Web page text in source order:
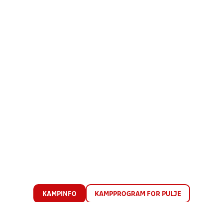
KAMPINFO KAMPPROGRAM FOR PULJE